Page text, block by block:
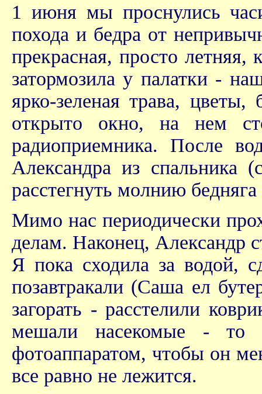
1 июня мы проснулись
похода и бедра от
прекрасная, просто
затормозила у палатки -
ярко-зеленая трава,
открыто окно, на нем
радиоприемника. После
Александра из спальника
расстегнуть молнию
Мимо нас периодически
делам. Наконец, Александр
Я пока сходила за водой,
позавтракали (Саша ел
загорать - расстелили
мешали насекомые - то
фотоаппаратом, чтобы он
все равно не лежится.